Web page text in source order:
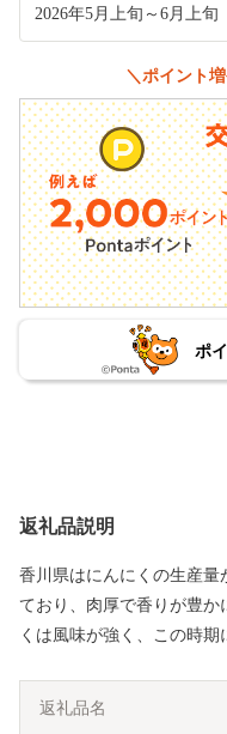
2026年5月上旬～6月上旬
＼ポイント
ポ
返礼品説明
香川県はにんにくの生産量
ており、肉厚で香りが豊
くは風味が強く、この時期
返礼品名